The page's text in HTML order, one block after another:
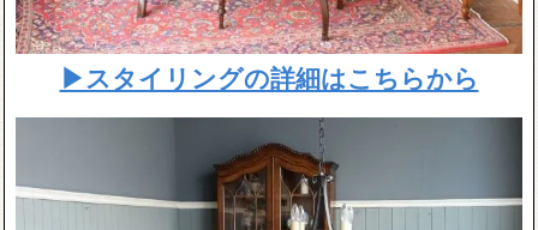
▶スタイリングの詳細はこちらから